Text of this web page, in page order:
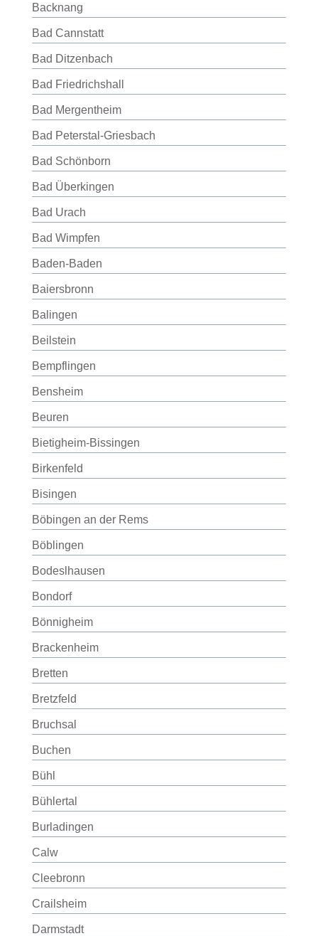
Backnang
Bad Cannstatt
Bad Ditzenbach
Bad Friedrichshall
Bad Mergentheim
Bad Peterstal-Griesbach
Bad Schönborn
Bad Überkingen
Bad Urach
Bad Wimpfen
Baden-Baden
Baiersbronn
Balingen
Beilstein
Bempflingen
Bensheim
Beuren
Bietigheim-Bissingen
Birkenfeld
Bisingen
Böbingen an der Rems
Böblingen
Bodeslhausen
Bondorf
Bönnigheim
Brackenheim
Bretten
Bretzfeld
Bruchsal
Buchen
Bühl
Bühlertal
Burladingen
Calw
Cleebronn
Crailsheim
Darmstadt